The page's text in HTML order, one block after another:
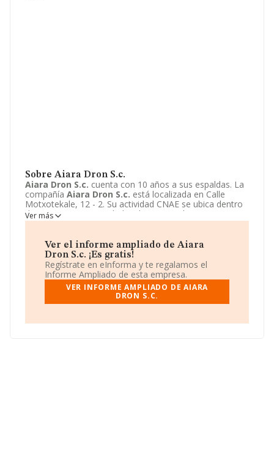
Sobre Aiara Dron S.c.
Aiara Dron S.c. cuenta con 10 años a sus espaldas. La
compañía Aiara Dron S.c. está localizada en Calle
Motxotekale, 12 - 2. Su actividad CNAE se ubica dentro
de 8299 - Otras actividades de apoyo a las empresas
n.c.o.p..Aiara Dron S.c.tiene un modelo de sociedad
Ver más
Ver el informe ampliado de Aiara
Dron S.c. ¡Es gratis!
Regístrate en eInforma y te regalamos el
Informe Ampliado de esta empresa.
VER INFORME AMPLIADO DE AIARA
DRON S.C.